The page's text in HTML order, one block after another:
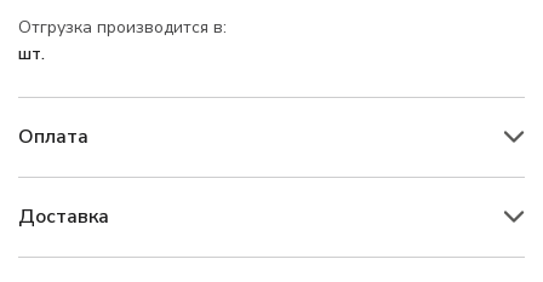
Отгрузка производится в:
шт.
Оплата
Доставка